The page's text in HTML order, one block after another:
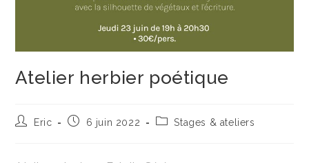
Atelier herbier poétique
Auteur/autrice
publication :
Eric
Publication
6 juin 2022
PostStages & ateliers